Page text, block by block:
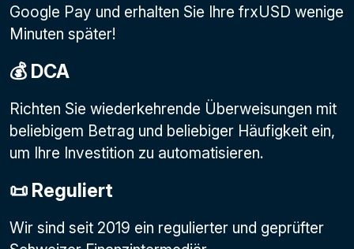
Google Pay und erhalten Sie Ihre frxUSD wenige
Minuten später!
💰 DCA
Richten Sie wiederkehrende Überweisungen mit
beliebigem Betrag und beliebiger Häufigkeit ein,
um Ihre Investition zu automatisieren.
📜 Reguliert
Wir sind seit 2019 ein regulierter und geprüfter